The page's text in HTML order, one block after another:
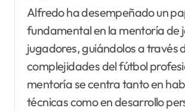
Alfredo ha desempeñado un
fundamental en la mentoría de
jugadores, guiándolos a través
complejidades del fútbol
mentoría se centra tanto en
técnicas como en desarrollo